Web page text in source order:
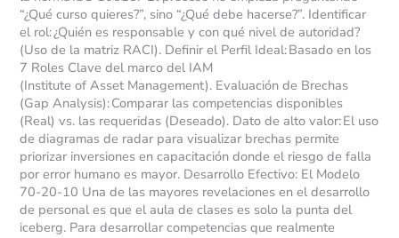
“¿Qué curso quieres?”, sino “¿Qué debe hacerse?”. Identificar
el rol: ¿Quién es responsable y con qué nivel de autoridad?
(Uso de la matriz RACI). Definir el Perfil Ideal: Basado en los
7 Roles Clave del marco del IAM
(Institute of Asset Management). Evaluación de Brechas
(Gap Analysis): Comparar las competencias disponibles
(Real) vs. las requeridas (Deseado). Dato de alto valor: El uso
de diagramas de radar para visualizar brechas permite
priorizar inversiones en capacitación donde el riesgo de falla
por error humano es mayor. Desarrollo Efectivo: El Modelo
70-20-10 Una de las mayores revelaciones en el desarrollo
de personal es que el aula de clases es solo la punta del
iceberg. Para desarrollar competencias que realmente